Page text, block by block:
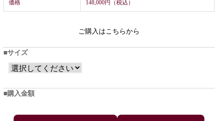
価格 148,000円（税込）
ご購入はこちらから
サイズ
購入金額